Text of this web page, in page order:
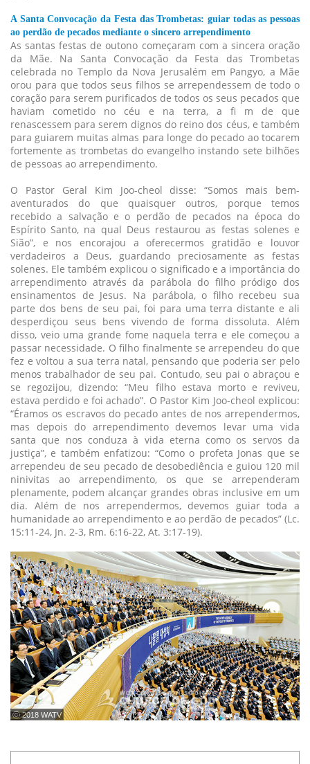
A Santa Convocação da Festa das Trombetas: guiar todas as pessoas
ao perdão de pecados mediante o sincero arrependimento
As santas festas de outono começaram com a sincera oração
da Mãe. Na Santa Convocação da Festa das Trombetas
celebrada no Templo da Nova Jerusalém em Pangyo, a Mãe
orou para que todos seus filhos se arrependessem de todo o
coração para serem purificados de todos os seus pecados que
haviam cometido no céu e na terra, a fi m de que
renascessem para serem dignos do reino dos céus, e também
para guiarem muitas almas para longe do pecado ao tocarem
fortemente as trombetas do evangelho instando sete bilhões
de pessoas ao arrependimento.
O Pastor Geral Kim Joo-cheol disse: “Somos mais bem-
aventurados do que quaisquer outros, porque temos
recebido a salvação e o perdão de pecados na época do
Espírito Santo, na qual Deus restaurou as festas solenes e
Sião”, e nos encorajou a oferecermos gratidão e louvor
verdadeiros a Deus, guardando preciosamente as festas
solenes. Ele também explicou o significado e a importância do
arrependimento através da parábola do filho pródigo dos
ensinamentos de Jesus. Na parábola, o filho recebeu sua
parte dos bens de seu pai, foi para uma terra distante e ali
desperdiçou seus bens vivendo de forma dissoluta. Além
disso, veio uma grande fome naquela terra e ele começou a
passar necessidade. O filho finalmente se arrependeu do que
fez e voltou a sua terra natal, pensando que poderia ser pelo
menos trabalhador de seu pai. Contudo, seu pai o abraçou e
se regozijou, dizendo: “Meu filho estava morto e reviveu,
estava perdido e foi achado”. O Pastor Kim Joo-cheol explicou:
“Éramos os escravos do pecado antes de nos arrependermos,
mas depois do arrependimento devemos levar uma vida
santa que nos conduza à vida eterna como os servos da
justiça”, e também enfatizou: “Como o profeta Jonas que se
arrependeu de seu pecado de desobediência e guiou 120 mil
ninivitas ao arrependimento, os que se arrependeram
plenamente, podem alcançar grandes obras inclusive em um
dia. Além de nos arrependermos, devemos guiar toda a
humanidade ao arrependimento e ao perdão de pecados” (Lc.
15:11-24, Jn. 2-3, Rm. 6:16-22, At. 3:17-19).
ⓒ 2018 WATV